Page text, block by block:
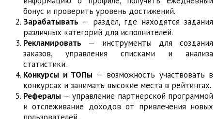
бонус и проверить уровень достижений.
Зарабатывать — раздел, где находятся задания
различных категорий для исполнителей.
Рекламировать — инструменты для создания
заказов, управления списками и анализа
статистики.
Конкурсы и ТОПы — возможность участвовать в
конкурсах и занимать высокие места в рейтингах.
Рефералы — управление партнерской программой
и отслеживание доходов от привлечения новых